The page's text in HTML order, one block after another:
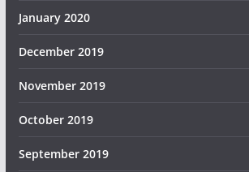
January 2020
December 2019
November 2019
October 2019
September 2019